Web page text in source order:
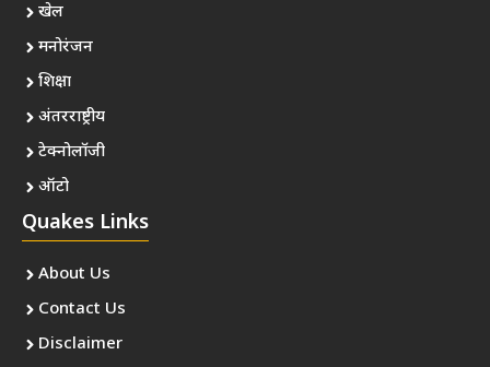
खेल
मनोरंजन
शिक्षा
अंतरराष्ट्रीय
टेक्नोलॉजी
ऑटो
Quakes Links
About Us
Contact Us
Disclaimer